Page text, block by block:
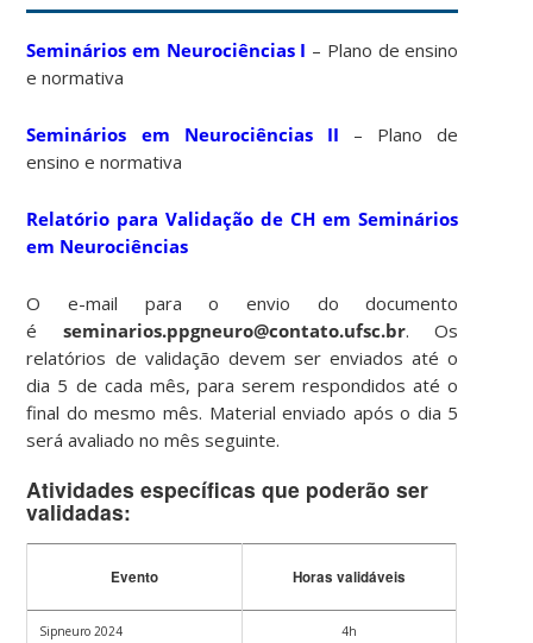
Seminários em Neurociências I – Plano de ensino
e normativa
Seminários em Neurociências II – Plano de
ensino e normativa
Relatório para Validação de CH em Seminários
em Neurociências
O e-mail para o envio do documento
é seminarios.ppgneuro@contato.ufsc.br.
Os
relatórios de validação devem ser enviados até o
dia 5 de cada mês, para serem respondidos até o
final do mesmo mês. Material enviado após o dia 5
será avaliado no mês seguinte.
Atividades específicas que poderão ser
validadas:
Evento Horas validáveis
Sipneuro 2024 4h